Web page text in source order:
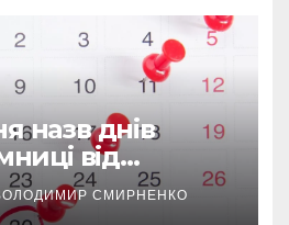
назв днів
від
Русі
СМИРНЕНКО